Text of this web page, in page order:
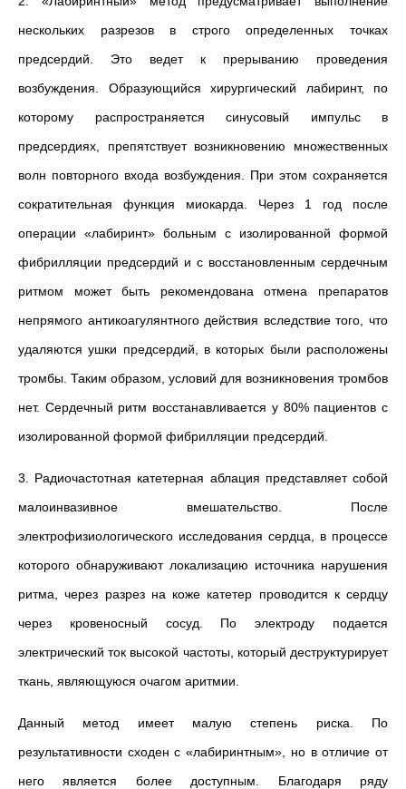
нескольких разрезов в строго определенных точках
предсердий. Это ведет к прерыванию проведения
возбуждения. Образующийся хирургический лабиринт, по
которому распространяется синусовый импульс в
предсердиях, препятствует возникновению множественных
волн повторного входа возбуждения. При этом сохраняется
сократительная функция миокарда. Через 1 год после
операции «лабиринт» больным с изолированной формой
фибрилляции предсердий и с восстановленным сердечным
ритмом может быть рекомендована отмена препаратов
непрямого антикоагулянтного действия вследствие того, что
удаляются ушки предсердий, в которых были расположены
тромбы. Таким образом, условий для возникновения тромбов
нет. Сердечный ритм восстанавливается у 80% пациентов с
изолированной формой фибрилляции предсердий.
3. Радиочастотная катетерная аблация представляет собой
малоинвазивное вмешательство. После
электрофизиологического исследования сердца, в процессе
которого обнаруживают локализацию источника нарушения
ритма, через разрез на коже катетер проводится к сердцу
через кровеносный сосуд. По электроду подается
электрический ток высокой частоты, который деструктурирует
ткань, являющуюся очагом аритмии.
Данный метод имеет малую степень риска. По
результативности сходен с «лабиринтным», но в отличие от
него является более доступным. Благодаря ряду